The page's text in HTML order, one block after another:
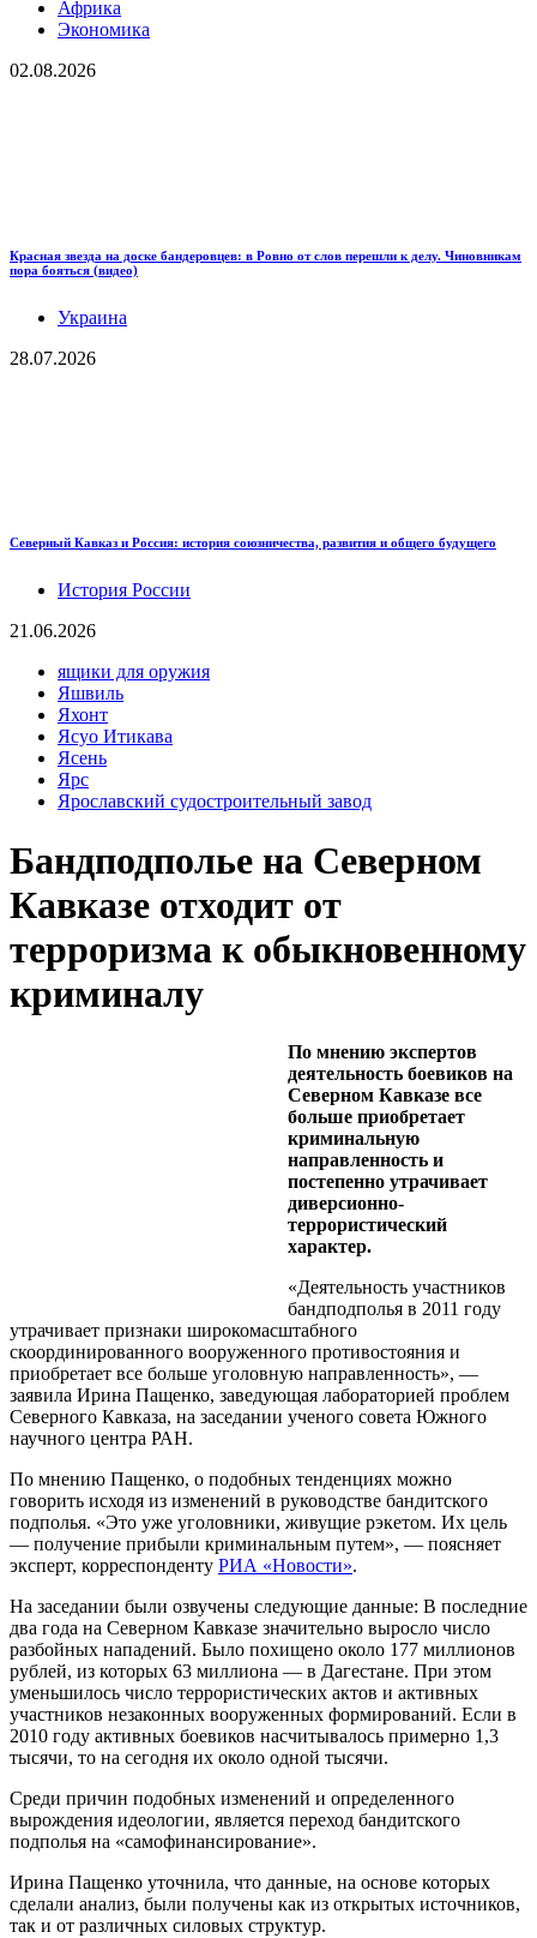
Африка
Экономика
02.08.2026
Красная звезда на доске бандеровцев: в Ровно от слов перешли к делу. Чиновникам
пора бояться (видео)
Украина
28.07.2026
Северный Кавказ и Россия: история союзничества, развития и общего будущего
История России
21.06.2026
ящики для оружия
Яшвиль
Яхонт
Ясуо Итикава
Ясень
Ярс
Ярославский судостроительный завод
Бандподполье на Северном
Кавказе отходит от
терроризма к обыкновенному
криминалу
По мнению экспертов
деятельность боевиков на
Северном Кавказе все
больше приобретает
криминальную
направленность и
постепенно утрачивает
диверсионно-
террористический
характер.
«Деятельность участников
бандподполья в 2011 году
утрачивает признаки широкомасштабного
скоординированного вооруженного противостояния и
приобретает все больше уголовную направленность», —
заявила Ирина Пащенко, заведующая лабораторией проблем
Северного Кавказа, на заседании ученого совета Южного
научного центра РАН.
По мнению Пащенко, о подобных тенденциях можно
говорить исходя из изменений в руководстве бандитского
подполья. «Это уже уголовники, живущие рэкетом. Их цель
— получение прибыли криминальным путем», — поясняет
эксперт, корреспонденту РИА «Новости».
На заседании были озвучены следующие данные: В последние
два года на Северном Кавказе значительно выросло число
разбойных нападений. Было похищено около 177 миллионов
рублей, из которых 63 миллиона — в Дагестане. При этом
уменьшилось число террористических актов и активных
участников незаконных вооруженных формирований. Если в
2010 году активных боевиков насчитывалось примерно 1,3
тысячи, то на сегодня их около одной тысячи.
Среди причин подобных изменений и определенного
вырождения идеологии, является переход бандитского
подполья на «самофинансирование».
Ирина Пащенко уточнила, что данные, на основе которых
сделали анализ, были получены как из открытых источников,
так и от различных силовых структур.